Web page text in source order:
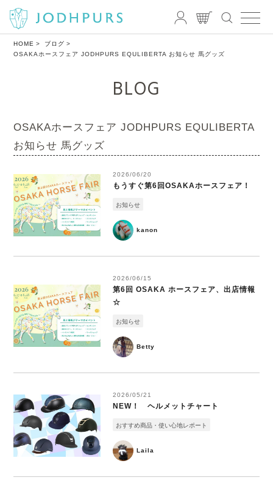
HOME
ブログ
OSAKAホースフェア JODHPURS EQULIBERTA お知らせ 馬グッズ
BLOG
OSAKAホースフェア JODHPURS EQULIBERTA
お知らせ 馬グッズ
2026/06/20
もうすぐ第6回OSAKAホースフェア！
kanon
お知らせ
2026/06/15
第6回 OSAKA ホースフェア、出店情報
☆
Betty
お知らせ
2026/05/21
NEW！ ヘルメットチャート
Laila
おすすめ商品・使い心地レポート